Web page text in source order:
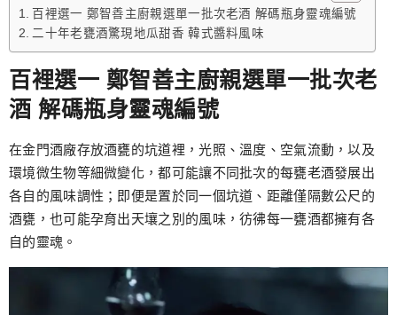
百裡選一 鄭智善主廚親選單一批次老酒 解碼瓶身靈魂編號
二十年老甕酒驚現地瓜甜香 韓式醬料風味
百裡選一 鄭智善主廚親選單一批次老
酒 解碼瓶身靈魂編號
在金門酒廠存放酒甕的坑道裡，光照、溫度、空氣流動，以及
環境微生物等細微變化，都可能讓不同批次的每甕老酒發展出
各自的風味調性；即便是置於同一個坑道、距離僅隔數公尺的
酒甕，也可能孕育出天壤之別的風味，彷彿每一甕酒都擁有各
自的靈魂。